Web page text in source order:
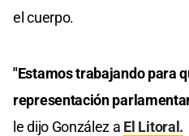
el cuerpo.
"Estamos trabajando para
representación
le dijo González a El Litoral.